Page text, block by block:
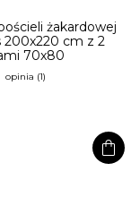
żakardowej
200x220 cm z 2
70x80
opinia (1)
shopping_bag